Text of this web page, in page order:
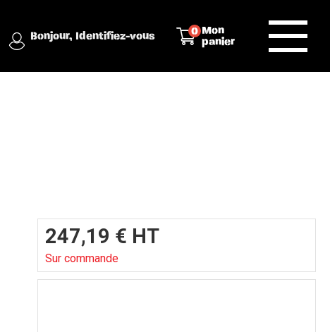
Bonjour, Identifiez-vous
Mon
panier
0
247,19 € HT
Sur commande